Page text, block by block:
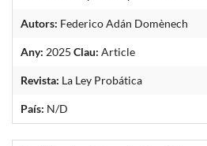
Autors: Federico Adán Domènech
Any: 2025 Clau: Article
Revista: La Ley Probática
País: N/D